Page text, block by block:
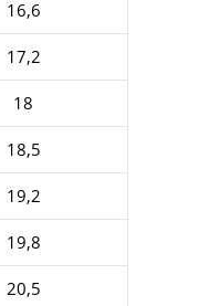
16,6
17,2
18
18,5
19,2
19,8
20,5